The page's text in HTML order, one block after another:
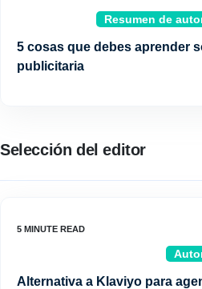
Resumen de
5 cosas que debes aprender
publicitaria
Selección del editor
Alternativa a Klaviyo para